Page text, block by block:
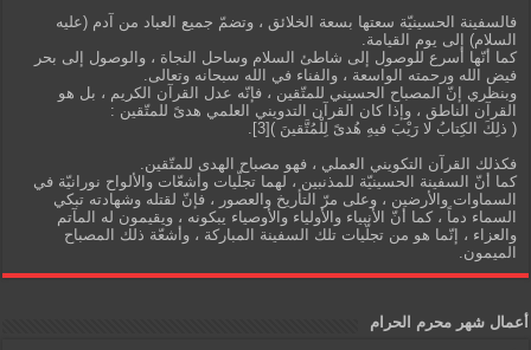
فالسفينة الحسينيّة سعتها بسعة الخلائق ، وتضمّ جميع العباد من آدم (عليه
السلام) إلى يوم القيامة.
كما أنّها أسرع للوصول إلى شاطئ السلام وساحل النجاة ، والوصول إلى بحر
فيض الله ورحمته الواسعة ، والفناء في الله سبحانه وتعالى.
وبنظري إنّ المصباح الحسيني للمتّقين ، فإنّه عدل القرآن الكريم ، بل هو
القرآن الناطق ، وإذا كان القرآن التدويني العلمي هدىً للمتّقين :
( ذلِكَ الكِتابُ لا رَيْبَ فيهِ هُدىً لِلْمُتَّقينَ )[3].
فكذلك القرآن التكويني العملي ، فهو مصباح الهدى للمتّقين.
كما أنّ السفينة الحسينيّة للمذنبين ، لهما تجلّيات وأشعّات والألواح نورانيّة في
السماوات والأرضين ، وعلى مرّ التأريخ والعصور ، فإنّ لقتله وشهادته تبكي
السماء دماً ، كما أنّ الأنبياء والأولياء والأوصياء يبكونه ، ويقيمون له المآتم
والعزاء ، إنّما هو من تجلّيات تلك السفينة المباركة ، وأشعّة ذلك المصباح
الميمون.
أعمال شهر محرم الحرام